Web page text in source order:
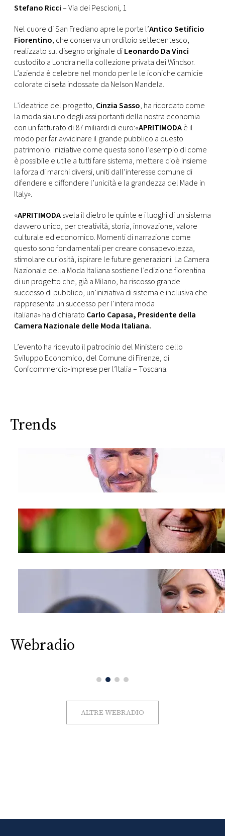
Stefano Ricci– Via dei Pescioni, 1
Nel cuore di San Frediano apre le porte l’Antico Setificio
Fiorentino, che conserva un orditoio settecentesco,
realizzato sul disegno originale diLeonardo Da Vinci
custodito a Londra nella collezione privata dei Windsor.
L’azienda è celebre nel mondo per le le iconiche camicie
colorate di seta indossate da Nelson Mandela.
L’ideatrice del progetto, Cinzia Sasso, ha ricordato come
la moda sia uno degli assi portanti della nostra economia
con un fatturato di 87 miliardi di euro:«APRITIMODAè il
modo per far avvicinare il grande pubblico a questo
patrimonio. Iniziative come questa sono l’esempio di come
è possibile e utile a tutti fare sistema, mettere cioè insieme
la forza di marchi diversi, uniti dall’interesse comune di
difendere e diffondere l’unicità e la grandezza del Made in
Italy».
«APRITIMODAsvela il dietro le quinte e i luoghi di un sistema
davvero unico, per creatività, storia, innovazione, valore
culturale ed economico. Momenti di narrazione come
questo sono fondamentali per creare consapevolezza,
stimolare curiosità, ispirare le future generazioni. La Camera
Nazionale della Moda Italiana sostiene l’edizione fiorentina
di un progetto che, già a Milano, ha riscosso grande
successo di pubblico, un’iniziativa di sistema e inclusiva che
rappresenta un successo per l’intera moda
italiana» ha dichiarato Carlo Capasa, Presidente della
Camera Nazionale delle Moda Italiana.
L’evento ha ricevuto il patrocinio del Ministero dello
Sviluppo Economico, del Comune di Firenze, di
Confcommercio-Imprese per l’Italia – Toscana.
Trends
Webradio
ALTRE WEBRADIO